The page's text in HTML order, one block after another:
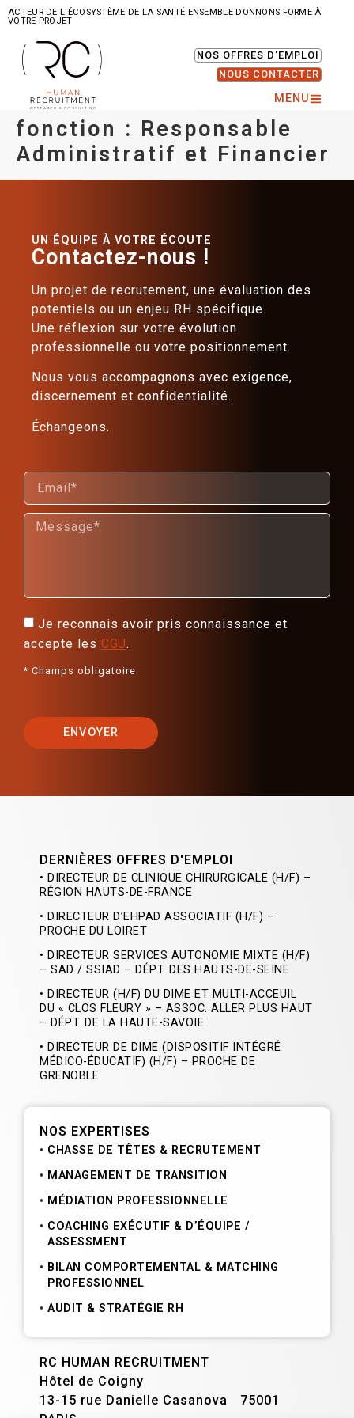
ACTEUR DE L'ÉCOSYSTÈME DE LA SANTÉ ENSEMBLE DONNONS FORME À
VOTRE PROJET
NOS OFFRES D'EMPLOI
NOUS CONTACTER
MENU
fonction : Responsable
Administratif et Financier
UN ÉQUIPE À VOTRE ÉCOUTE
Contactez-nous !
Un projet de recrutement, une évaluation des
potentiels ou un enjeu RH spécifique.
Une réflexion sur votre évolution
professionnelle ou votre positionnement.
Nous vous accompagnons avec exigence,
discernement et confidentialité.
Échangeons.
Je reconnais avoir pris connaissance et
accepte les CGU.
* Champs obligatoire
ENVOYER
DERNIÈRES OFFRES D'EMPLOI
• DIRECTEUR DE CLINIQUE CHIRURGICALE (H/F) –
RÉGION HAUTS-DE-FRANCE
• DIRECTEUR D’EHPAD ASSOCIATIF (H/F) –
PROCHE DU LOIRET
• DIRECTEUR SERVICES AUTONOMIE MIXTE (H/F)
– SAD / SSIAD – DÉPT. DES HAUTS-DE-SEINE
• DIRECTEUR (H/F) DU DIME ET MULTI-ACCEUIL
DU « CLOS FLEURY » – ASSOC. ALLER PLUS HAUT
– DÉPT. DE LA HAUTE-SAVOIE
• DIRECTEUR DE DIME (DISPOSITIF INTÉGRÉ
MÉDICO-ÉDUCATIF) (H/F) – PROCHE DE
GRENOBLE
NOS EXPERTISES
CHASSE DE TÊTES & RECRUTEMENT
MANAGEMENT DE TRANSITION
MÉDIATION PROFESSIONNELLE
COACHING EXÉCUTIF & D’ÉQUIPE /
ASSESSMENT
BILAN COMPORTEMENTAL & MATCHING
PROFESSIONNEL
AUDIT & STRATÉGIE RH
RC HUMAN RECRUITMENT
Hôtel de Coigny
13-15 rue Danielle Casanova 75001